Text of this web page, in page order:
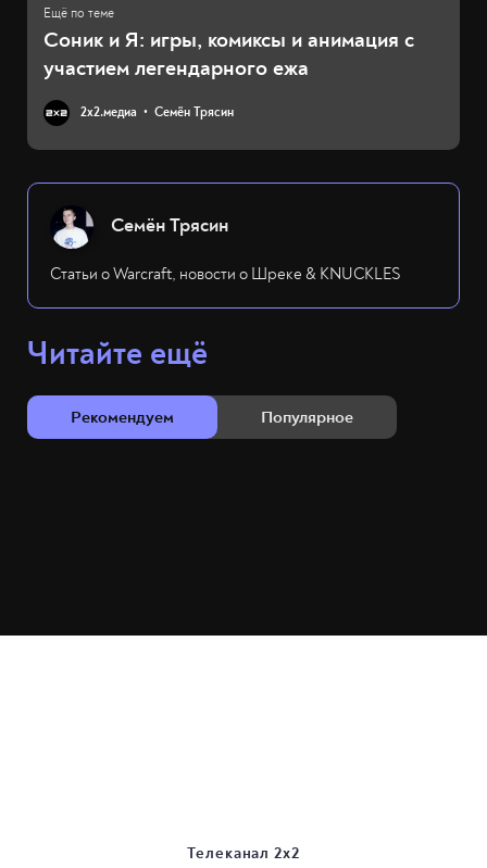
Соник и Я: игры, комиксы и анимация с
участием легендарного ежа
2х2.медиа Семён Трясин
Семён Трясин
Статьи о Warcraft, новости о Шреке & KNUCKLES
Читайте ещё
Рекомендуем Популярное
Телеканал 2х2